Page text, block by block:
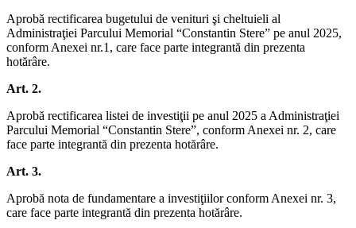
Aprobă rectificarea bugetului de venituri şi cheltuieli al
Administraţiei Parcului Memorial “Constantin Stere” pe anul 2025,
conform Anexei nr.1, care face parte integrantă din prezenta
hotărâre.
Art. 2.
Aprobă rectificarea listei de investiţii pe anul 2025 a Administraţiei
Parcului Memorial “Constantin Stere”, conform Anexei nr. 2, care
face parte integrantă din prezenta hotărâre.
Art. 3.
Aprobă nota de fundamentare a investiţiilor conform Anexei nr. 3,
care face parte integrantă din prezenta hotărâre.